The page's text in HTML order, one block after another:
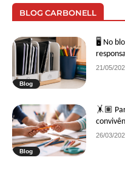
BLOG CARBONELL
Blog
🖥 No
21/05/
Blog
🤸🏽
26/03/